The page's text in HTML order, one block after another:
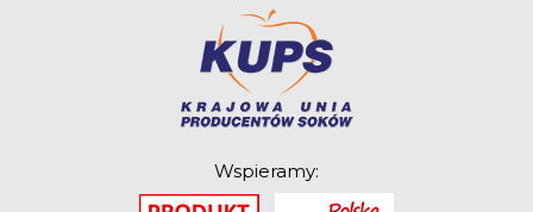
Wspieramy:
Wydarzenia